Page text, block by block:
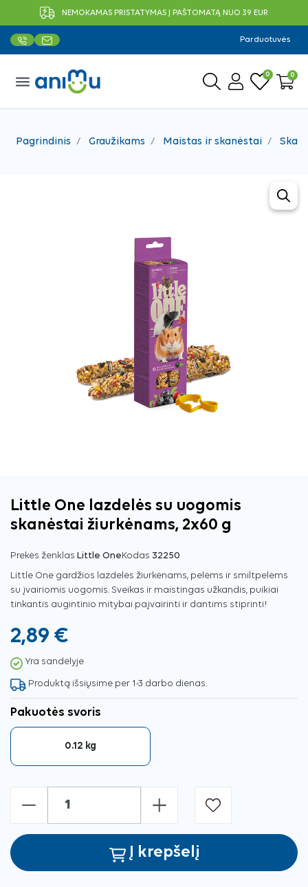
NEMOKAMAS PRISTATYMAS Į PAŠTOMATĄ NUO 39 EUR
Parduotuvės
menu 0 0
Pagrindinis Graužikams Maistas ir skanėstai
Little One lazdelės su uogomis
skanėstai žiurkėnams, 2x60 g
Prekės ženklas Little OneKodas 32250
Little One gardžios lazdelės žiurkėnams, pelėms ir smiltpelėms
su įvairiomis uogomis. Sveikas ir maistingas užkandis, puikiai
tinkantis augintinio mitybai paįvairinti ir dantims stiprinti!
2,89 €
Yra sandėlyje
Produktą išsiųsime per 1-3 darbo dienas.
Pakuotės svoris
0.12 kg
- +
Į krepšelį